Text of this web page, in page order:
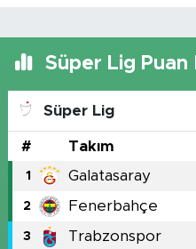
Süper Lig Puan
Süper Lig
# Takım
1 Galatasaray
2 Fenerbahçe
3 Trabzonspor